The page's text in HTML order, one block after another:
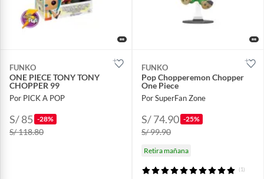
FUNKO
ONE PIECE TONY TONY
CHOPPER 99
Por PICK A POP
S/ 85 -28%
S/ 118.80
FUNKO
Pop Chopperemon Chopper
One Piece
Por SuperFan Zone
S/ 74.90 -25%
S/ 99.90
Retira mañana
(1)